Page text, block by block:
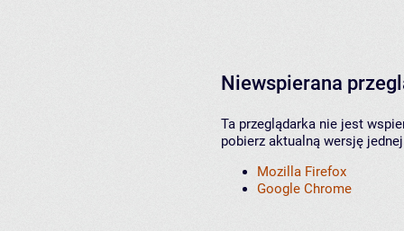
Niewspierana
Ta przeglądarka nie jest
pobierz aktualną wersję
Mozilla Firefox
Google Chrome